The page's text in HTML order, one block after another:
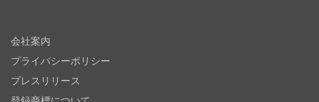
会社案内
プライバシーポリシー
プレスリリース